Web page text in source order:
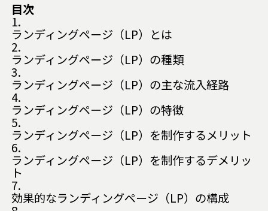
目次
1.
ランディングページ（LP）とは
2.
ランディングページ（LP）の種類
3.
ランディングページ（LP）の主な流入経路
4.
ランディングページ（LP）の特徴
5.
ランディングページ（LP）を制作するメリット
6.
ランディングページ（LP）を制作するデメリッ
ト
7.
効果的なランディングページ（LP）の構成